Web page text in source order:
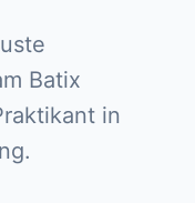
Batix
in